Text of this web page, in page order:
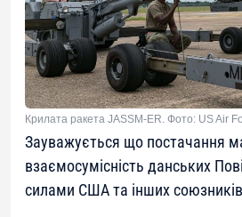
Крилата ракета JASSM-ER. Фото: US Air
Зауважується що постачання
взаємосумісність данських
силами США та інших